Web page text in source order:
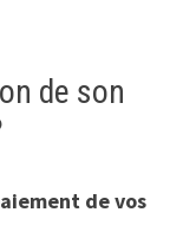
de son
de vos